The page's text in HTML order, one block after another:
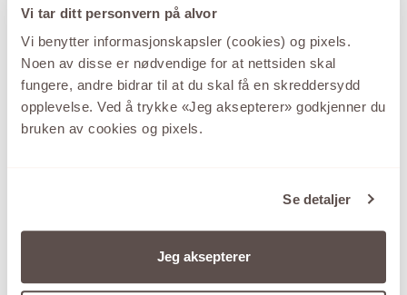
Vi tar ditt personvern på alvor
Vi benytter informasjonskapsler (cookies) og pixels.
Noen av disse er nødvendige for at nettsiden skal
fungere, andre bidrar til at du skal få en skreddersydd
opplevelse. Ved å trykke «Jeg aksepterer» godkjenner du
bruken av cookies og pixels.
Se detaljer
Jeg aksepterer
MESTERGULL
Kjede Gult gull
21.050,-
MESTERGULL
Kjede Gult gull
21.745,-